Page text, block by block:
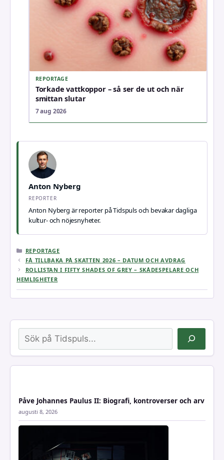
REPORTAGE
Torkade vattkoppor – så ser de ut och när
smittan slutar
7 aug 2026
Anton Nyberg
REPORTER
Anton Nyberg är reporter på Tidspuls och bevakar dagliga
kultur- och nöjesnyheter.
KATEGORIER
REPORTAGE
FÅ TILLBAKA PÅ SKATTEN 2026 – DATUM OCH AVDRAG
ROLLISTAN I FIFTY SHADES OF GREY – SKÅDESPELARE OCH
HEMLIGHETER
Sök
Påve Johannes Paulus II: Biografi, kontroverser och arv
augusti 8, 2026